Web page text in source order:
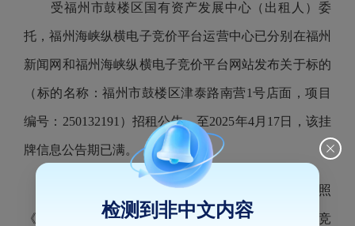
受福州市鼓楼区国有资产发展中心（出租人）委
托，福州海峡纵横电子竞价平台运营中心已分别在福州
新闻网和福州海峡纵横电子竞价平台网站发布关于标的
（标的名称：福州市鼓楼区津泰路南营1号店面，项目
编号：250132191）招租公告。至2025年4月17日，该挂
牌信息公告期已满。
2025年4月18日，福州海峡纵横电子竞价平台按照
《国有资产公开招租办理规程（试行）》组织电子竞
检测到非中文内容